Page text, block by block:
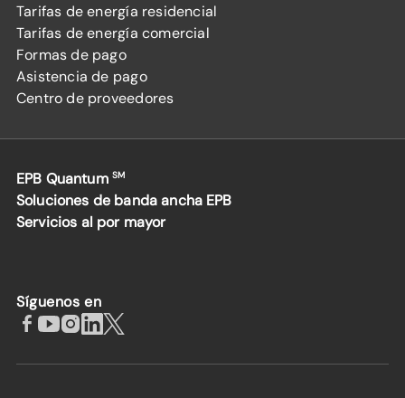
Tarifas de energía residencial
Tarifas de energía comercial
Formas de pago
Asistencia de pago
Centro de proveedores
EPB Quantum SM
Soluciones de banda ancha EPB
Servicios al por mayor
Síguenos en